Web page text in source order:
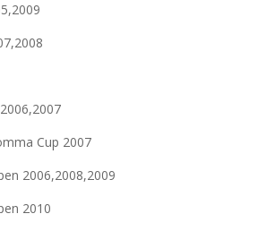
Cup 2007
2006,2008,2009
2010